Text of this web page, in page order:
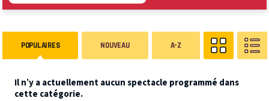
POPULAIRES NOUVEAU A-Z
Il n’y a actuellement aucun spectacle programmé dans
cette catégorie.